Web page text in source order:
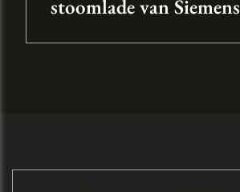
stoomlade van Siemens